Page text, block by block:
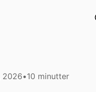
2026 10 minutter